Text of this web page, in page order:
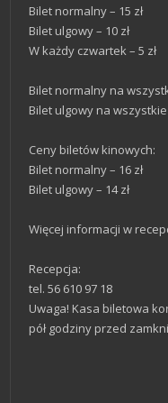
Bilet normalny – 15 zł
Bilet ulgowy – 10 zł
W każdy czwartek – 5 zł
Bilet normalny na
Bilet ulgowy na wszystkie
Ceny biletów kinowych:
Bilet normalny – 16 zł
Bilet ulgowy – 14 zł
Więcej informacji w
Recepcja:
tel. 56 610 97 18
Uwaga! Kasa biletowa
pół godziny przed